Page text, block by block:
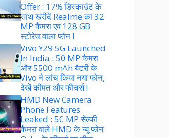
Offer : 17% डिस्काउंट के
साथ खरीदें Realme का 32
MP कैमरा एवं 128 GB
स्टोरेज वाला फोन !
Vivo Y29 5G Launched
In India : 50 MP कैमरा
और 5500 mAh बैटरी के
Vivo ने लांच किया नया फोन,
देखें कीमत और फीचर्स !
HMD New Camera
Phone Features
Leaked : 50 MP सेल्फी
कैमरा वाले HMD के न्यू फोन